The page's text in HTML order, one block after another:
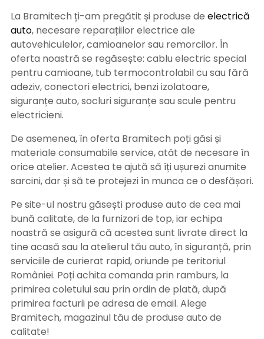
La Bramitech ți-am pregătit și produse de electrică
auto, necesare reparațiilor electrice ale
autovehiculelor, camioanelor sau remorcilor. În
oferta noastră se regăsește: cablu electric special
pentru camioane, tub termocontrolabil cu sau fără
adeziv, conectori electrici, benzi izolatoare,
siguranțe auto, socluri siguranțe sau scule pentru
electricieni.
De asemenea, în oferta Bramitech poți găsi și
materiale consumabile service, atât de necesare în
orice atelier. Acestea te ajută să îți ușurezi anumite
sarcini, dar și să te protejezi în munca ce o desfășori.
Pe site-ul nostru găsești produse auto de cea mai
bună calitate, de la furnizori de top, iar echipa
noastră se asigură că acestea sunt livrate direct la
tine acasă sau la atelierul tău auto, în siguranță, prin
serviciile de curierat rapid, oriunde pe teritoriul
României. Poți achita comanda prin ramburs, la
primirea coletului sau prin ordin de plată, după
primirea facturii pe adresa de email. Alege
Bramitech, magazinul tău de produse auto de
calitate!